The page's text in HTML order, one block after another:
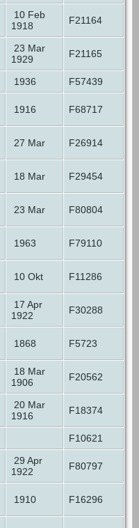
10 Feb
1918
F21164
23 Mar
1929
F21165
1936 F57439
1916 F68717
27 Mar F26914
18 Mar F29454
23 Mar F80804
1963 F79110
10 Okt F11286
17 Apr
1922
F30288
1868 F5723
18 Mar
1906
F20562
20 Mar
1916
F18374
F10621
29 Apr
1922
F80797
1910 F16296